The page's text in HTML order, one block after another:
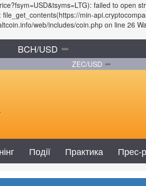
failed to open
min-
web/includes/coin.php on line 26
BCH/USD
ZEC/USD
Події Практика Прес-